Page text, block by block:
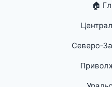
🏠
Северо-